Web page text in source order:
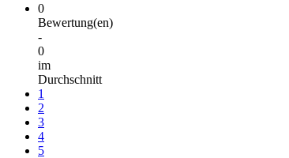
0
Bewertung(en)
-
0
im
Durchschnitt
1
2
3
4
5